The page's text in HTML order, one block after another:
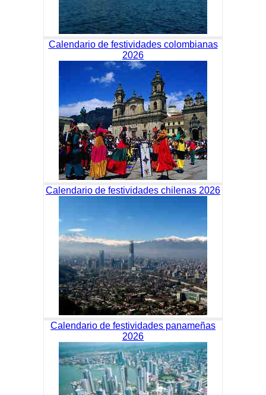
Calendario de festividades colombianas
2026
Calendario de festividades chilenas 2026
Calendario de festividades panameñas
2026